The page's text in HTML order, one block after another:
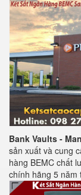
Bank Vaults -
sản xuất và cung
hàng BEMC chất
chính hãng 5 năm